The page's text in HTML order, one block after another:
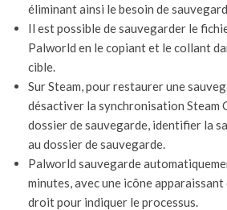
éliminant ainsi le besoin de
Il est possible de sauvegarder le
Palworld en le copiant et le collant
cible.
Sur Steam, pour restaurer une
désactiver la synchronisation Steam
dossier de sauvegarde, identifier la
au dossier de sauvegarde.
Palworld sauvegarde
minutes, avec une icône
droit pour indiquer le processus.